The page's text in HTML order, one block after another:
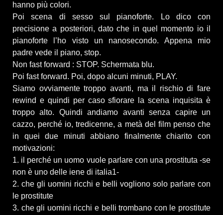
hanno più colori.
Poi scena di sesso sul pianoforte. Lo dico con
precisione a posteriori, dato che in quel momento io il
pianoforte l’ho visto un nanosecondo. Appena mio
padre vede il piano, stop.
Non fast forward : STOP. Schermata blu.
Poi fast forward. Poi, dopo alcuni minuti, PLAY.
Siamo ovviamente troppo avanti, ma il rischio di fare
rewind e quindi per caso sfiorare la scena inquisita è
troppo alto. Quindi andiamo avanti senza capire un
cazzo, perché io, tredicenne, a metà del film penso che
in quei due minuti abbiano finalmente chiarito con
motivazioni:
1. il perché un uomo vuole parlare con una prostituta -se
non è uno delle iene di italia1-
2. che gli uomini ricchi e belli vogliono solo parlare con
le prostitute
3. che gli uomini ricchi e belli trombano con le prostitute